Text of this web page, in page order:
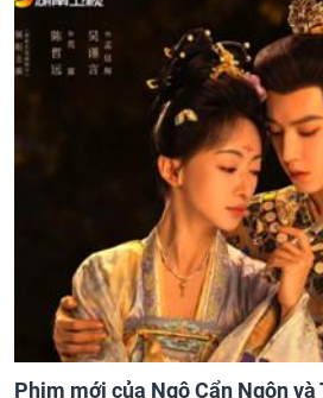
Phim mới của Ngô Cẩn Ngôn